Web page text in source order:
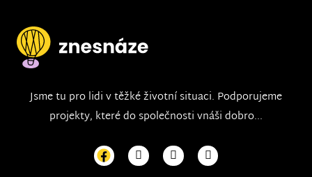
Jsme tu pro lidi v těžké životní situaci. Podporujeme
projekty, které do společnosti vnáši dobro...